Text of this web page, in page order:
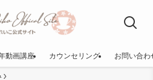
動画講座 カウンセリング お問い合わ